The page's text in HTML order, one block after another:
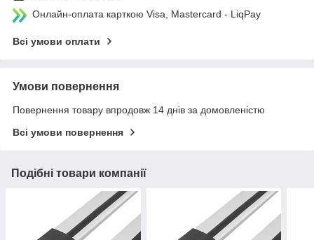
Онлайн-оплата карткою Visa, Mastercard - LiqPay
Всі умови оплати
Умови повернення
Повернення товару впродовж 14 днів за домовленістю
Всі умови повернення
Подібні товари компанії